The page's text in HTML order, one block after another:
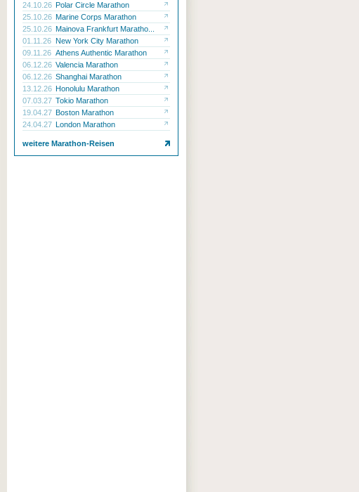
24.10.26 Polar Circle Marathon
25.10.26 Marine Corps Marathon
25.10.26 Mainova Frankfurt Maratho...
01.11.26 New York City Marathon
09.11.26 Athens Authentic Marathon
06.12.26 Valencia Marathon
06.12.26 Shanghai Marathon
13.12.26 Honolulu Marathon
07.03.27 Tokio Marathon
19.04.27 Boston Marathon
24.04.27 London Marathon
weitere Marathon-Reisen